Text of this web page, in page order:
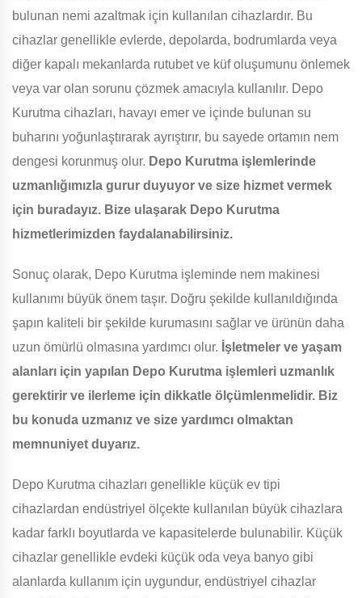
bulunan nemi azaltmak için kullanılan cihazlardır. Bu
cihazlar genellikle evlerde, depolarda, bodrumlarda veya
diğer kapalı mekanlarda rutubet ve küf oluşumunu önlemek
veya var olan sorunu çözmek amacıyla kullanılır. Depo
Kurutma cihazları, havayı emer ve içinde bulunan su
buharını yoğunlaştırarak ayrıştırır, bu sayede ortamın nem
dengesi korunmuş olur. Depo Kurutma işlemlerinde
uzmanlığımızla gurur duyuyor ve size hizmet vermek
için buradayız. Bize ulaşarak Depo Kurutma
hizmetlerimizden faydalanabilirsiniz.
Sonuç olarak, Depo Kurutma işleminde nem makinesi
kullanımı büyük önem taşır. Doğru şekilde kullanıldığında
şapın kaliteli bir şekilde kurumasını sağlar ve ürünün daha
uzun ömürlü olmasına yardımcı olur. İşletmeler ve yaşam
alanları için yapılan Depo Kurutma işlemleri uzmanlık
gerektirir ve ilerleme için dikkatle ölçümlenmelidir. Biz
bu konuda uzmanız ve size yardımcı olmaktan
memnuniyet duyarız.
Depo Kurutma cihazları genellikle küçük ev tipi
cihazlardan endüstriyel ölçekte kullanılan büyük cihazlara
kadar farklı boyutlarda ve kapasitelerde bulunabilir. Küçük
cihazlar genellikle evdeki küçük oda veya banyo gibi
alanlarda kullanım için uygundur, endüstriyel cihazlar